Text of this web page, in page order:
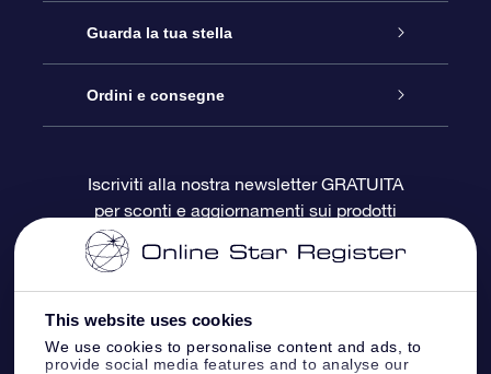
This website uses cookies
We use cookies to personalise content and ads, to
provide social media features and to analyse our
Contattaci
Blog
OSR Recensioni
Online Star Gift
Pacchetto regalo OSR
Gift Card OSR
Doni aziendali
Guarda la tua stella
Registro stellare
Star Page personalizzata
One Million Stars
OSR Starsaver
Ordini e consegne
Informazioni di Pagamento
Politica di reso
Iscriviti alla nostra newsletter GRATUITA
per sconti e aggiornamenti sui prodotti